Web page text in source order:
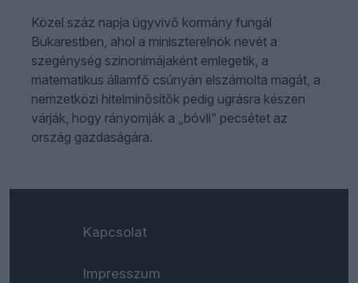
Közel száz napja ügyvivő kormány fungál
Bukarestben, ahol a miniszterelnök nevét a
szegénység szinonimájaként emlegetik, a
matematikus államfő csúnyán elszámolta magát, a
nemzetközi hitelminősítők pedig ugrásra készen
várják, hogy rányomják a „bóvli” pecsétet az
ország gazdaságára.
Kapcsolat
Impresszum